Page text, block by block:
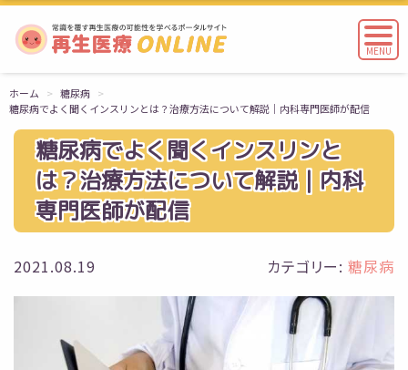
MENU
ホーム
糖尿病
糖尿病でよく聞くインスリンとは？治療方法について解説｜内科専門医師が配信
糖尿病でよく聞くインスリンと
は？治療方法について解説｜内科
専門医師が配信
2021.08.19 カテゴリー:糖尿病